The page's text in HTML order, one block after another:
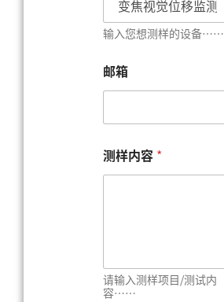
输入您想测样的设备……
邮箱
样
设
测样内容 *
请输入测样项目/测试内
容……